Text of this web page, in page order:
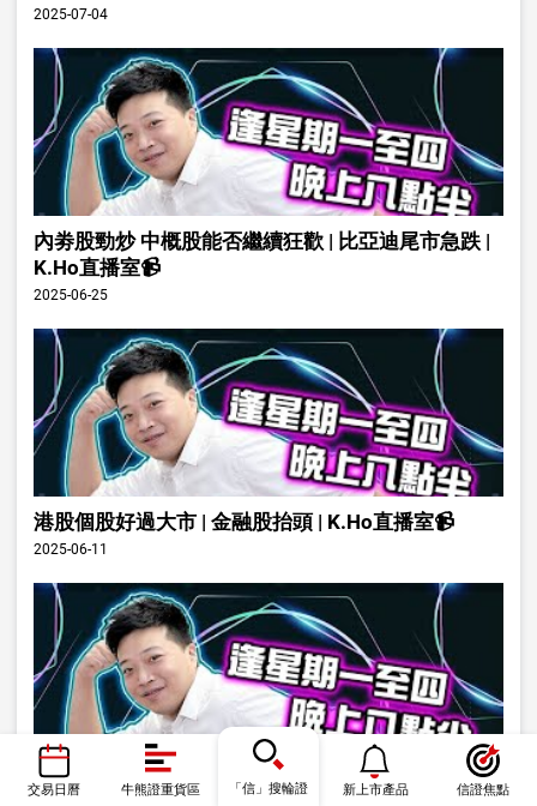
2025-07-04
內劵股勁炒 中概股能否繼續狂歡 | 比亞迪尾市急跌 |
K.Ho直播室📹
2025-06-25
港股個股好過大市 | 金融股抬頭 | K.Ho直播室📹
2025-06-11
小米發佈會可否帶動股價 | K.Ho直播室📹
交易日曆 牛熊證重貨區 「信」搜輪證 新上市產品 信證焦點